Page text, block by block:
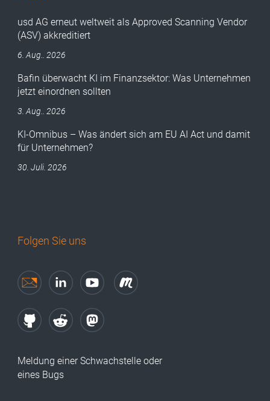
usd AG erneut weltweit als Approved Scanning Vendor
(ASV) akkreditiert
6. Aug.. 2026
Bafin überwacht KI im Finanzsektor: Was Unternehmen
jetzt einordnen sollten
3. Aug.. 2026
KI-Omnibus – Was ändert sich am EU AI Act und damit
für Unternehmen?
30. Juli. 2026
Folgen Sie uns
Meldung einer Schwachstelle oder
eines Bugs